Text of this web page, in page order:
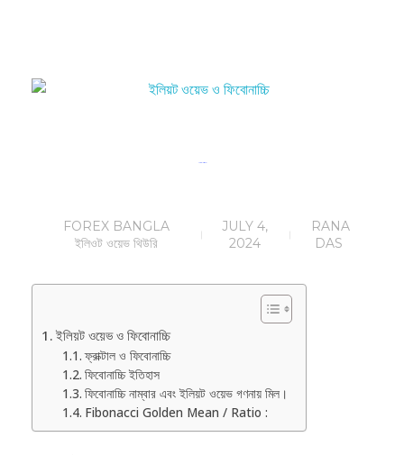
JULY 4,
2024
RANA
DAS
FOREX BANGLA
ইলিওট ওয়েভ থিউরি
ইলিয়ট ওয়েভ ও ফিবোনাচ্চি
ফ্রাক্টাল ও ফিবোনাচ্চি
ফিবোনাচ্চি ইতিহাস
ফিবোনাচ্চি নাম্বার এবং ইলিয়ট ওয়েভ গণনায় মিল।
Fibonacci Golden Mean / Ratio :